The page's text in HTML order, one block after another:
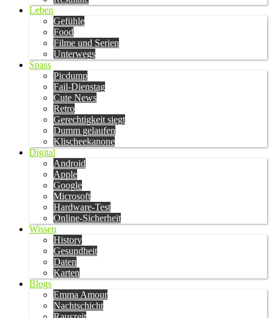
Leben
Gefühle
Food
Filme und Serien
Unterwegs
Spass
Picdump
Fail-Dienstag
Cute News
Retro
Gerechtigkeit siegt
Dumm gelaufen
Klischeekanone
Digital
Android
Apple
Google
Microsoft
Hardware-Test
Online-Sicherheit
Wissen
History
Gesundheit
Daten
Karten
Blogs
Emma Amour
Nachtschicht